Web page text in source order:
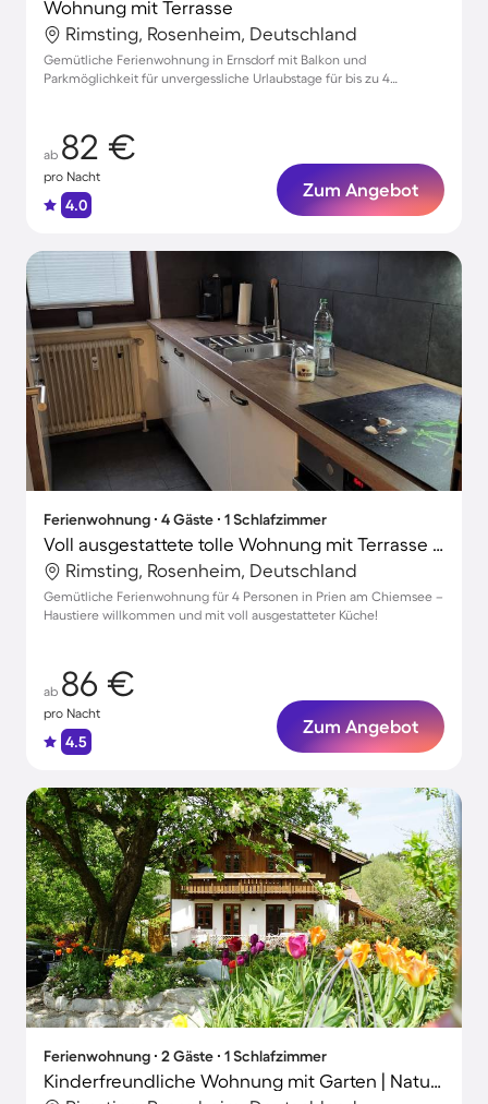
Wohnung mit Terrasse
Rimsting, Rosenheim, Deutschland
Gemütliche Ferienwohnung in Ernsdorf mit Balkon und
Parkmöglichkeit für unvergessliche Urlaubstage für bis zu 4
ab 82 €
pro Nacht
4.0
Zum Angebot
Ferienwohnung ∙ 4 Gäste ∙ 1 Schlafzimmer
Voll ausgestattete tolle Wohnung mit Terrasse | Haustiere sind willkommen
Rimsting, Rosenheim, Deutschland
Gemütliche Ferienwohnung für 4 Personen in Prien am Chiemsee –
Haustiere willkommen und mit voll ausgestatteter Küche!
ab 86 €
pro Nacht
4.5
Zum Angebot
Ferienwohnung ∙ 2 Gäste ∙ 1 Schlafzimmer
Kinderfreundliche Wohnung mit Garten | Naturblick